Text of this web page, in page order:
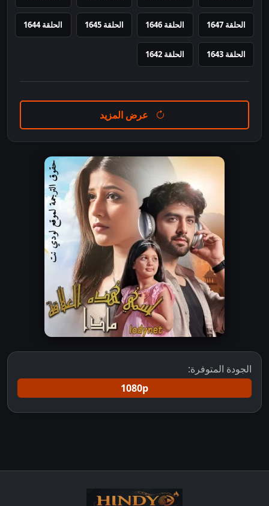
الحلقة 1647 الحلقة 1646 الحلقة 1645 الحلقة 1644
الحلقة 1643 الحلقة 1642
عرض المزيد
الجودة المتوفرة:
1080p